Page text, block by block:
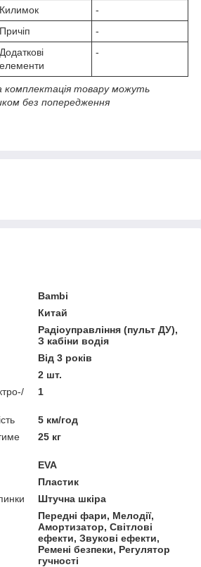
Килимок
-
Причіп
-
Додаткові
елементи
-
товару можуть
без попередження
Bambi
Китай
Радіоуправління (пульт ДУ),
З кабіни водія
Від 3 років
2 шт.
1
5 км/год
25 кг
EVA
Пластик
Штучна шкіра
Передні фари, Мелодії,
Амортизатор, Світлові
ефекти, Звукові ефекти,
Ремені безпеки, Регулятор
гучності